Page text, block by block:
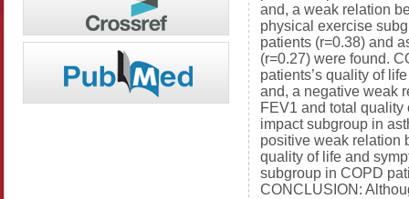
and, a weak relation
physical exercise
patients (r=0.38) and
(r=0.27) were found.
patients’s quality of
and, a negative weak
FEV1 and total quality
impact subgroup in
positive weak relation
quality of life and
subgroup in COPD
CONCLUSION: